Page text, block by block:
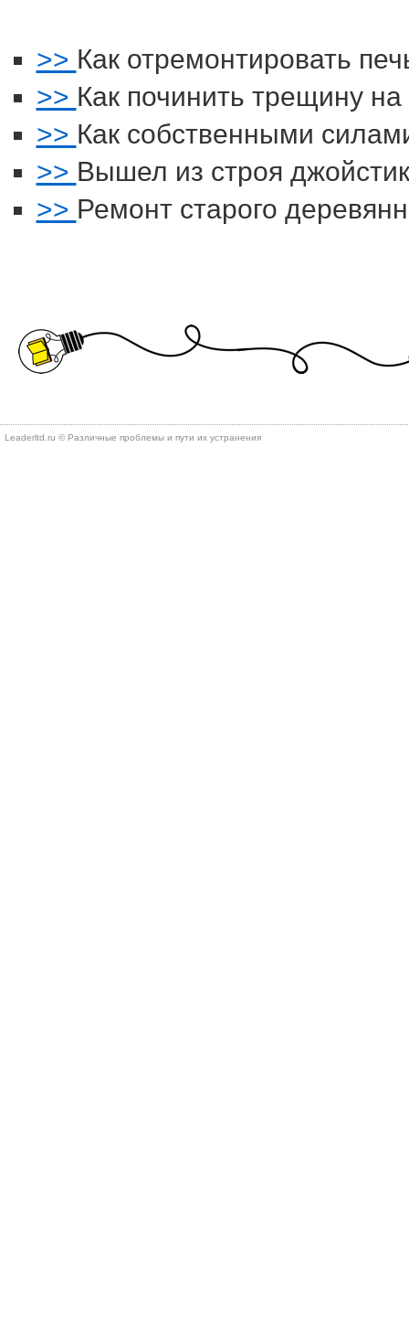
>> Как отремонтировать
>> Как починить трещину на
>> Как собственными
>> Вышел из строя
>> Ремонт старого
Leaderltd.ru © Различные проблемы и пути их устранения